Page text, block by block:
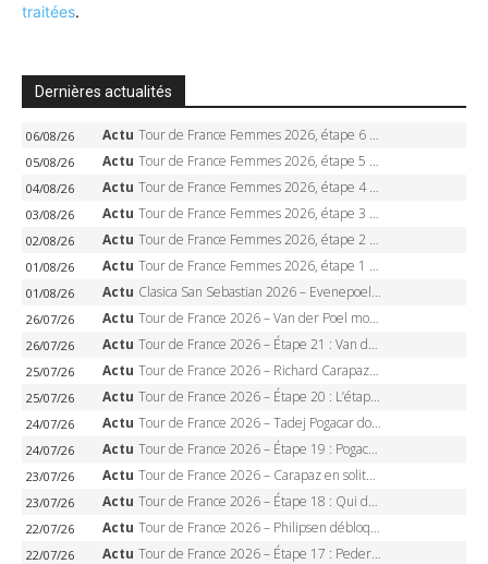
traitées.
Dernières actualités
06/08/26 Actu Tour de France Femmes 2026, étape 6 – Kim Le Court-Pienaar gagne à Tournon, Reusser en jaune
05/08/26 Actu Tour de France Femmes 2026, étape 5 – Demi Vollering gagne à Belleville, Reusser en jaune, Ferrand-Prévot coule
04/08/26 Actu Tour de France Femmes 2026, étape 4 – Marlen Reusser écrase le chrono, Ferrand-Prévot en crise
03/08/26 Actu Tour de France Femmes 2026, étape 3 – Sigrid Haugset en solitaire, 88 km d’échappée, maillot jaune
02/08/26 Actu Tour de France Femmes 2026, étape 2 – Lorena Wiebes doublé à Genève, Markus héroïque, 7e record
01/08/26 Actu Tour de France Femmes 2026, étape 1 – Lorena Wiebes intouchable à Lausanne, premier maillot jaune
01/08/26 Actu Clasica San Sebastian 2026 – Evenepoel recordman, 4e victoire, Carapaz battu au sprint
26/07/26 Actu Tour de France 2026 – Van der Poel monumental à Paris, Pogacar égale le record des cinq sacres
26/07/26 Actu Tour de France 2026 – Étape 21 : Van der Poel, Pogacar, qui succédera à Wout van Aert sur les Champs-Elysées ?
25/07/26 Actu Tour de France 2026 – Richard Carapaz roi des Alpes, doublé et maillot à pois, Seixas perd le podium
25/07/26 Actu Tour de France 2026 – Étape 20 : L’étape reine, Galibier, Sarenne, Alpe d’Huez, qui succédera à Pogacar ?
24/07/26 Actu Tour de France 2026 – Tadej Pogacar dompte l’Alpe d’Huez, 5e victoire, record de Pantani pulvérisé
24/07/26 Actu Tour de France 2026 – Étape 19 : Pogacar peut-il enfin dompter l’Alpe d’Huez ?
23/07/26 Actu Tour de France 2026 – Carapaz en solitaire à Orcières-Merlette, Paret-Peintre à un point du maillot à pois
23/07/26 Actu Tour de France 2026 – Étape 18 : Qui domptera Orcières-Merlette, première marche vers l’Alpe d’Huez ?
22/07/26 Actu Tour de France 2026 – Philipsen débloque son compteur à Voiron, Pedersen en danger pour le maillot vert
22/07/26 Actu Tour de France 2026 – Étape 17 : Pedersen peut-il verrouiller le maillot vert à Voiron ?